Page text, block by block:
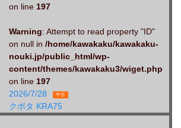
on line 197
Warning: Attempt to read property "ID"
on null in /home/kawakaku/kawakaku-
nouki.jp/public_html/wp-
content/themes/kawakaku3/wiget.php
on line 197
2026/7/28
中古
クボタ KRA75